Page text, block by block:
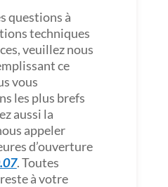
questions à
techniques
veuillez nous
ce
vous
les plus brefs
aussi la
appeler
d’ouverture
. Toutes
à votre